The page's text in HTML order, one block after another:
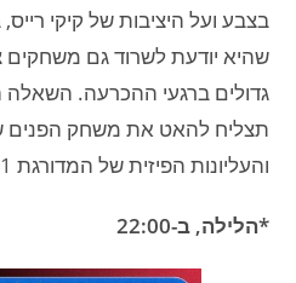
שהיא יודעת לשרוד גם משחקים
גדולים ברגעי ההכרעה.
והעליונות הפיזית של המדורגת 1 יעשו את ההבדל.
*הלילה, ב-22:00